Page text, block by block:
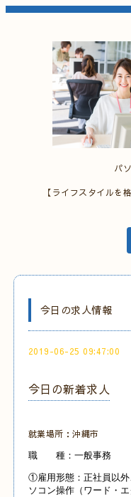
パ
【ライフスタイルを
今日の求人情報
2019-06-25 09:47:00
今日の新着求人
就業場所：沖縄市
職 種：一般事務
①雇用形態：正社員以
ソコン操作（ワード・